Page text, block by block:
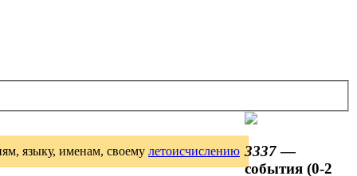
языку, именам, своему летоисчислению 3337—
события (0-2